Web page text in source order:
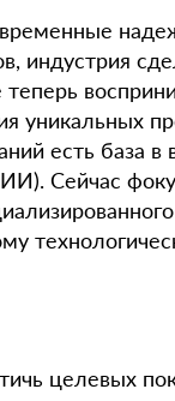
индустрия
уникальных
есть база
Сейчас
целевых